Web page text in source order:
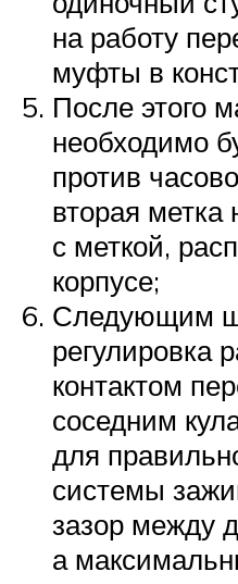
на работу
муфты в
После этого
необходимо
против
вторая
с меткой,
корпусе;
Следующим
регулировка
контактом
соседним
для
системы
зазор между
а